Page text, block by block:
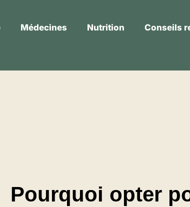
Médecines Nutrition Conseils
Pourquoi opter